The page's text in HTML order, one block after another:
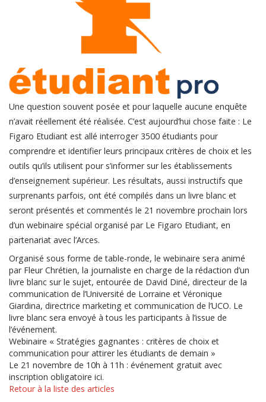
Une question souvent posée et pour laquelle aucune enquête
n’avait réellement été réalisée. C’est aujourd’hui chose faite : Le
Figaro Etudiant est allé interroger 3500 étudiants pour
comprendre et identifier leurs principaux critères de choix et les
outils qu’ils utilisent pour s’informer sur les établissements
d’enseignement supérieur. Les résultats, aussi instructifs que
surprenants parfois, ont été compilés dans un livre blanc et
seront présentés et commentés le 21 novembre prochain lors
d’un webinaire spécial organisé par Le Figaro Etudiant, en
partenariat avec l’Arces.
Organisé sous forme de table-ronde, le webinaire sera animé
par Fleur Chrétien, la journaliste en charge de la rédaction d’un
livre blanc sur le sujet, entourée de David Diné, directeur de la
communication de l’Université de Lorraine et Véronique
Giardina, directrice marketing et communication de l’UCO. Le
livre blanc sera envoyé à tous les participants à l’issue de
l’événement.
Webinaire « Stratégies gagnantes : critères de choix et
communication pour attirer les étudiants de demain »
Le 21 novembre de 10h à 11h : événement gratuit avec
inscription obligatoire ici.
Retour à la liste des articles